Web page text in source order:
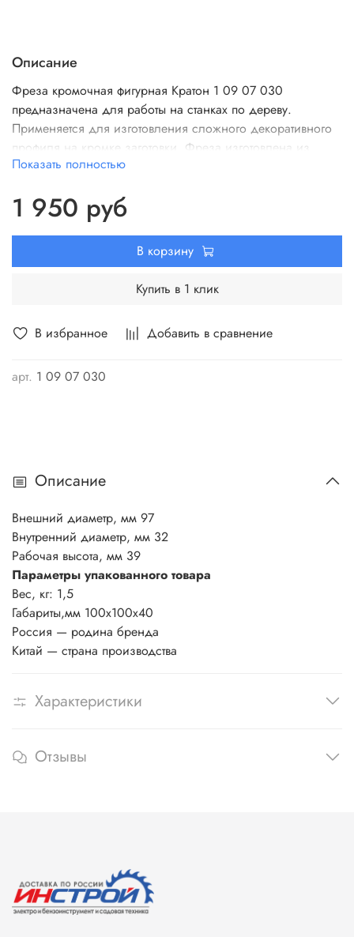
В избранное Добавить в сравнение
арт. 1 09 07 030
Описание
Фреза кромочная фигурная Кратон 1 09 07 030
предназначена для работы на станках по дереву.
Применяется для изготовления сложного декоративного
профиля на кромке заготовки. Фреза изготовлена из
высококачественной стали и оснащена твердосплавными
Показать полностью
1 950 руб
В корзину
Купить в 1 клик
Описание
Внешний диаметр, мм 97
Внутренний диаметр, мм 32
Рабочая высота, мм 39
Параметры упакованного товара
Вес, кг: 1,5
Габариты,мм 100х100х40
Россия — родина бренда
Китай — страна производства
Характеристики
Отзывы